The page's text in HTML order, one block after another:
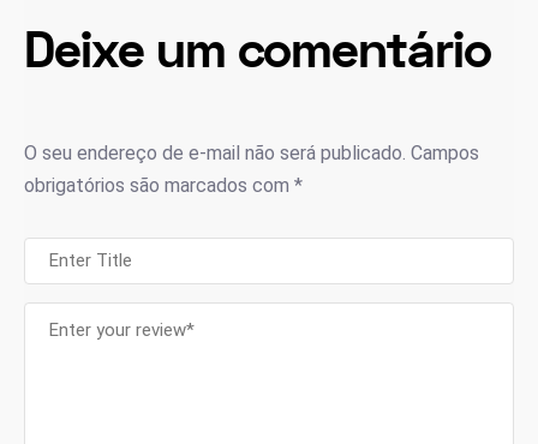
Deixe um comentário
O seu endereço de e-mail não será publicado. Campos
obrigatórios são marcados com *